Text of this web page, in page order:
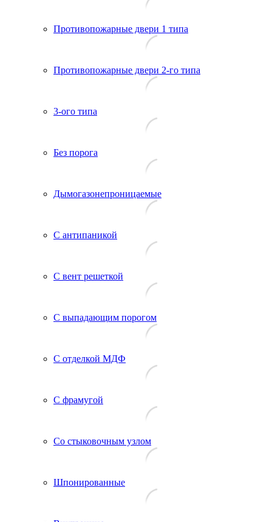
Противопожарные двери 1 типа
Противопожарные двери 2-го типа
3-ого типа
Без порога
Дымогазонепроницаемые
С антипаникой
С вент решеткой
С выпадающим порогом
С отделкой МДФ
С фрамугой
Со стыковочным узлом
Шпонированные